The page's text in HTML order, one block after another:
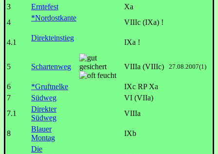
3
Erntefest
Xa
4
*Nordostkante
VIIIc (IXa) !
4.1
Direkteinstieg
IXa !
5 Schartenweg VIIIa (VIIIc) 27.08.2007(1)
6 *Gruftnelke
IXc RP Xa
7
Südweg
VI (VIIa)
7.1
Direkter
Südweg
VIIIa
8
Blauer
Montag
IXb
Die